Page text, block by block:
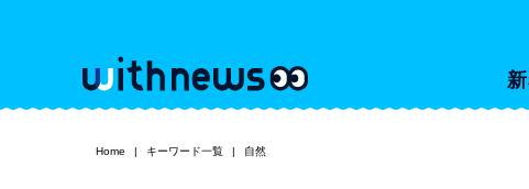
Home キーワード一覧 自然